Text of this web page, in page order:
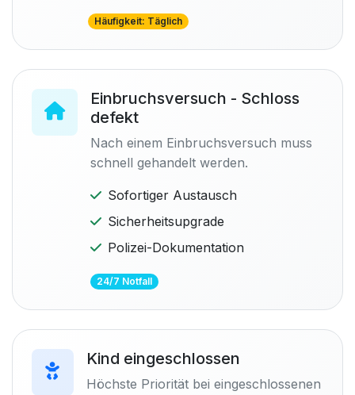
Häufigkeit: Täglich
Einbruchsversuch - Schloss
defekt
Nach einem Einbruchsversuch muss
schnell gehandelt werden.
Sofortiger Austausch
Sicherheitsupgrade
Polizei-Dokumentation
24/7 Notfall
Kind eingeschlossen
Höchste Priorität bei eingeschlossenen